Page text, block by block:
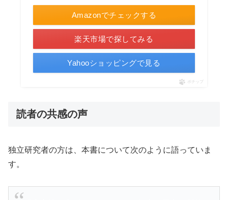
Amazonでチェックする
楽天市場で探してみる
Yahooショッピングで見る
ポチップ
読者の共感の声
独立研究者の方は、本書について次のように語っていま
す。